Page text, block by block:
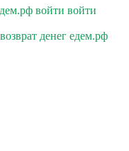
войти войти
денег едем.рф